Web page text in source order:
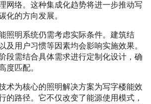
网络。这种集成化趋势将进一步推动写
化的方向发展。
照明系统仍需考虑实际条件。建筑结
及用户习惯等因素均会影响实施效果。
段需结合具体需求进行定制化设计，确
度匹配。
术为核心的照明解决方案为写字楼能效
的路径。它不仅改变了能源使用模式，